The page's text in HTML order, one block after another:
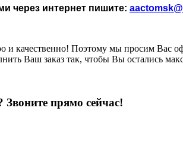
через интернет пишите:
качественно! Поэтому мы просим Вас
Ваш заказ так, чтобы Вы остались
Звоните прямо сейчас!